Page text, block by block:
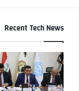
Recent Tech News